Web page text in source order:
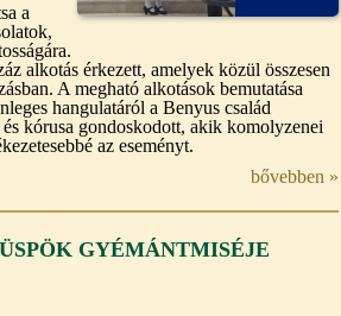
a
alkotás érkezett, amelyek közül összesen
A megható alkotások bemutatása
hangulatáról a Benyus család
kórusa gondoskodott, akik komolyzenei
az eseményt.
bővebben »
GYÉMÁNTMISÉJE